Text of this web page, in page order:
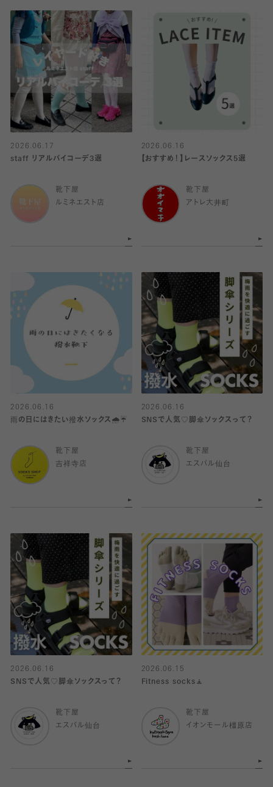
2026.06.17
staff リアルバイコーデ3選
靴下屋
ルミネエスト店
2026.06.16
【おすすめ！】レースソックス5選
靴下屋
アトレ大井町
2026.06.16
雨の日にはきたい撥水ソックス🌧️☔️
靴下屋
吉祥寺店
2026.06.16
SNSで人気♡脚傘ソックスって？
靴下屋
エスパル仙台
2026.06.16
SNSで人気♡脚傘ソックスって？
靴下屋
エスパル仙台
2026.06.15
Fitness socks🧘
靴下屋
イオンモール橿原店